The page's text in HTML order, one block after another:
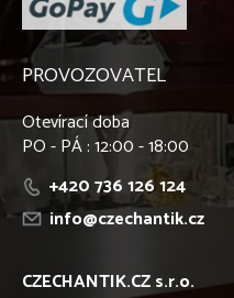
PROVOZOVATEL
Otevírací doba
PO - PÁ : 12:00 - 18:00
+420 736 126 124
info@czechantik.cz
CZECHANTIK.CZ s.r.o.